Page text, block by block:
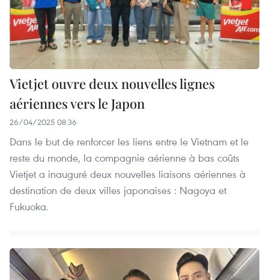
Vietjet ouvre deux nouvelles lignes
aériennes vers le Japon
26/04/2025 08:36
Dans le but de renforcer les liens entre le Vietnam et le
reste du monde, la compagnie aérienne à bas coûts
Vietjet a inauguré deux nouvelles liaisons aériennes à
destination de deux villes japonaises : Nagoya et
Fukuoka.